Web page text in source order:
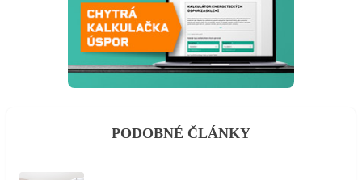
PODOBNÉ ČLÁNKY